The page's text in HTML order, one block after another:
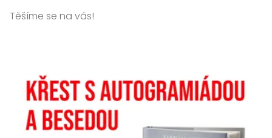
Těšíme se na vás!